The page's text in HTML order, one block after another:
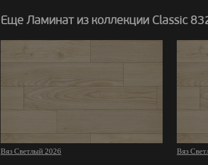
Еще Ламинат из коллекции Classic
Вяз Светлый 2026 Вяз